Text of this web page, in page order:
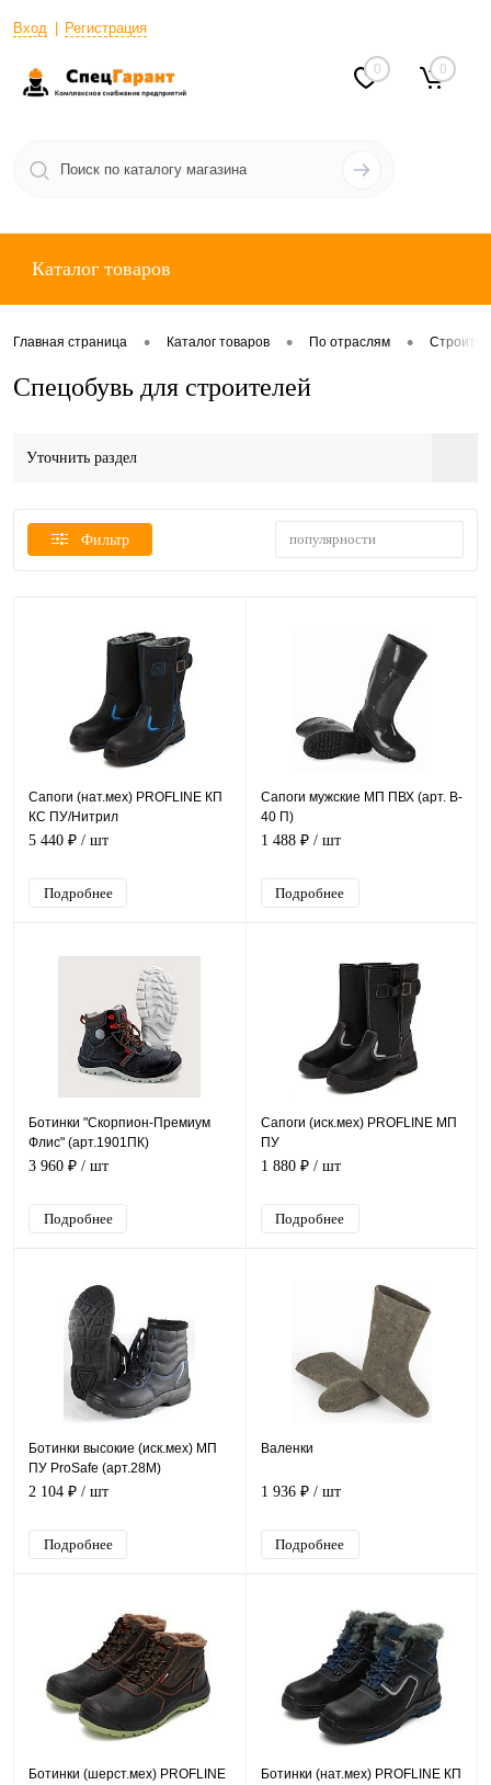
Вход Регистрация
0 0
Каталог товаров
Главная страница • Каталог товаров • По отраслям •
Спецобувь для строителей
Уточнить раздел
Фильтр популярности
Сапоги (нат.мех) PROFLINE КП
КС ПУ/Нитрил
5 440 ₽ / шт
Подробнее
Сапоги мужские МП ПВХ (арт. B-
40 П)
1 488 ₽ / шт
Подробнее
Ботинки "Скорпион-Премиум
Флис" (арт.1901ПК)
3 960 ₽ / шт
Подробнее
Сапоги (иск.мех) PROFLINE МП
ПУ
1 880 ₽ / шт
Подробнее
Ботинки высокие (иск.мех) МП
ПУ ProSafe (арт.28М)
2 104 ₽ / шт
Подробнее
Валенки
1 936 ₽ / шт
Подробнее
Ботинки (шерст.мех) PROFLINE
Ботинки (нат.мех) PROFLINE КП